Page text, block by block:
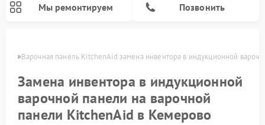
Мы ремонтируем Позвонить
Варочная панель KitchenAid замена инвентора в индукционной
Замена инвентора в индукционной
варочной панели на варочной
панели KitchenAid в Кемерово